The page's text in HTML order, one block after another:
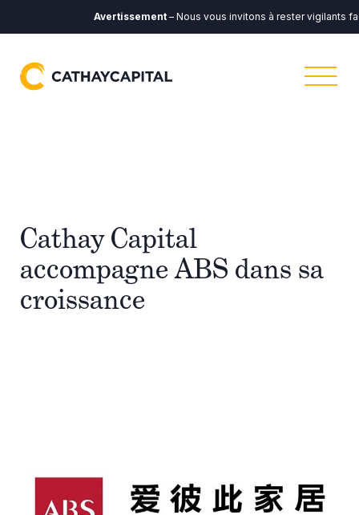
Avertissement– Nous vous invitons à rester vigilants
Cathay Capital
accompagne ABS dans sa
croissance